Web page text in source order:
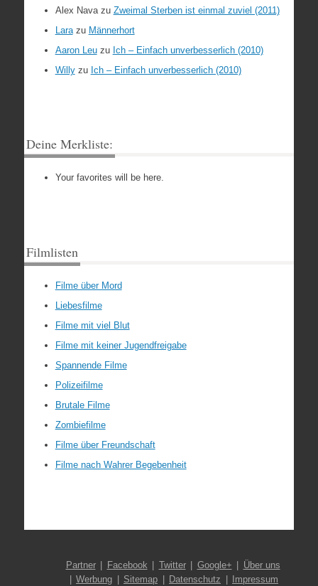
Alex Navazu Zweimal Sterben ist einmal zuviel (2011)
Larazu Männerhort
Aaron Leuzu Ich – Einfach unverbesserlich (2010)
Willyzu Ich – Einfach unverbesserlich (2010)
Deine Merkliste:
Your favorites will be here.
Filmlisten
Filme über Mord
Liebesfilme
Filme mit viel Blut
Filme mit keiner Jugendfreigabe
Spannende Filme
Polizeifilme
Brutale Filme
Zombiefilme
Filme über Freundschaft
Filme nach Wahrer Begebenheit
Partner Facebook Twitter Google+
Über uns
Werbung
Sitemap Datenschutz Impressum